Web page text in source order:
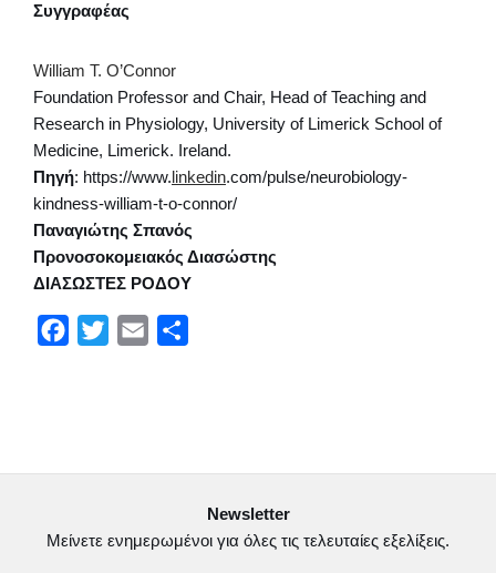
Συγγραφέας
William T. O’Connor
Foundation Professor and Chair, Head of Teaching and
Research in Physiology, University of Limerick School of
Medicine, Limerick. Ireland.
Πηγή: https://www.linkedin.com/pulse/neurobiology-
kindness-william-t-o-connor/
Παναγιώτης Σπανός
Προνοσοκομειακός Διασώστης
ΔΙΑΣΩΣΤΕΣ ΡΟΔΟΥ
k
ε
Newsletter
Μείνετε ενημερωμένοι για όλες τις τελευταίες εξελίξεις.